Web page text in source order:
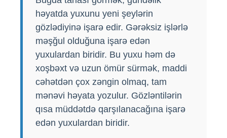
həyatda yuxunu yeni şeylərin
gözlədiyinə işarə edir. Gərəksiz işlərlə
məşğul olduğuna işarə edən
yuxulardan biridir. Bu yuxu həm də
xoşbəxt və uzun ömür sürmək, maddi
cəhətdən çox zəngin olmaq, tam
mənəvi həyata yozulur. Gözləntilərin
qısa müddətdə qarşılanacağına işarə
edən yuxulardan biridir.